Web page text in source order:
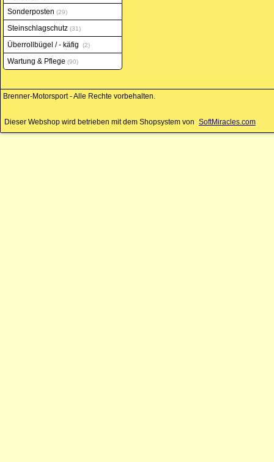
Sonderposten 29
Steinschlagschutz 31
Überrollbügel / - käfig 2
Wartung & Pflege 90
Brenner-Motorsport - Alle Rechte vorbehalten.
Dieser Webshop wird betrieben mit dem Shopsystem von SoftMiracles.com